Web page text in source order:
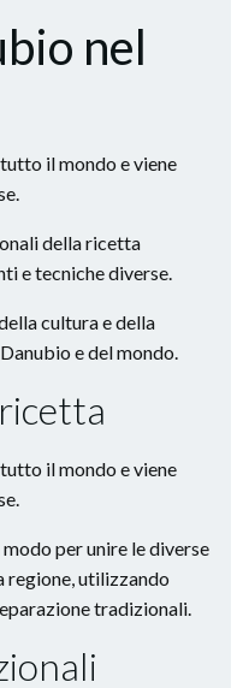
nel
il mondo e viene
della ricetta
e tecniche diverse.
cultura e della
e del mondo.
il mondo e viene
per unire le diverse
regione, utilizzando
tradizionali.